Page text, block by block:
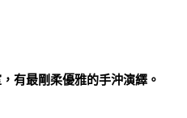
有最剛柔優雅的手沖演繹。